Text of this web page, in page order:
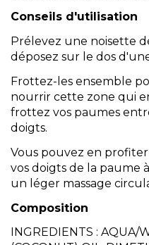
Conseils d'utilisation
Prélevez une noisette
déposez sur le dos
Frottez-les ensemble
nourrir cette zone qui
frottez vos paumes
doigts.
Vous pouvez en
vos doigts de la paume
un léger massage
Composition
INGREDIENTS : AQUA/